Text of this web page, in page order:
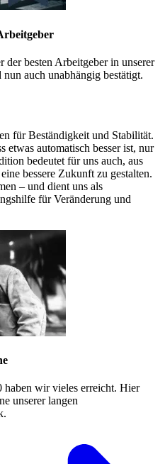
der besten Arbeitgeber in unserer
auch unabhängig bestätigt.
für Beständigkeit und Stabilität.
etwas automatisch besser ist, nur
bedeutet für uns auch, aus
bessere Zukunft zu gestalten.
– und dient uns als
für Veränderung und
haben wir vieles erreicht. Hier
unserer langen